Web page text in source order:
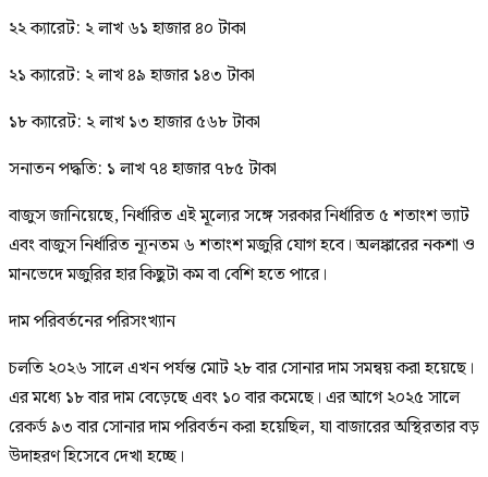
২২ ক্যারেট: ২ লাখ ৬১ হাজার ৪০ টাকা
২১ ক্যারেট: ২ লাখ ৪৯ হাজার ১৪৩ টাকা
১৮ ক্যারেট: ২ লাখ ১৩ হাজার ৫৬৮ টাকা
সনাতন পদ্ধতি: ১ লাখ ৭৪ হাজার ৭৮৫ টাকা
বাজুস জানিয়েছে, নির্ধারিত এই মূল্যের সঙ্গে সরকার নির্ধারিত ৫ শতাংশ ভ্যাট
এবং বাজুস নির্ধারিত ন্যূনতম ৬ শতাংশ মজুরি যোগ হবে। অলঙ্কারের নকশা ও
মানভেদে মজুরির হার কিছুটা কম বা বেশি হতে পারে।
দাম পরিবর্তনের পরিসংখ্যান
চলতি ২০২৬ সালে এখন পর্যন্ত মোট ২৮ বার সোনার দাম সমন্বয় করা হয়েছে।
এর মধ্যে ১৮ বার দাম বেড়েছে এবং ১০ বার কমেছে। এর আগে ২০২৫ সালে
রেকর্ড ৯৩ বার সোনার দাম পরিবর্তন করা হয়েছিল, যা বাজারের অস্থিরতার বড়
উদাহরণ হিসেবে দেখা হচ্ছে।